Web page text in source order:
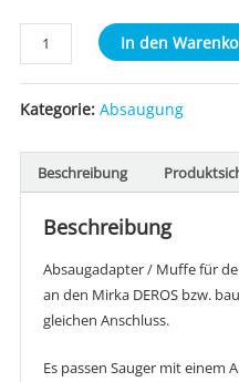
Mirka
Deros
Absaugadapter
Muffe
35
Menge
In den
Kategorie: Absaugung
Beschreibung
Beschreibung
Absaugadapter / Muffe für
an den Mirka DEROS bzw.
gleichen Anschluss.
Es passen Sauger mit einem